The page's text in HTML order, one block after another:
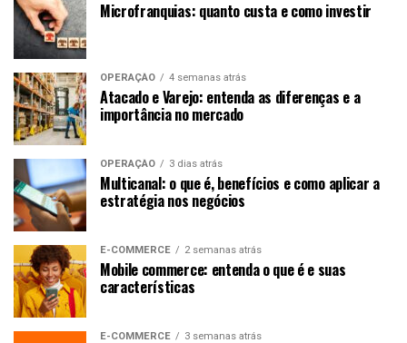
Microfranquias: quanto custa e como investir
OPERAÇÃO 4 semanas atrás
Atacado e Varejo: entenda as diferenças e a
importância no mercado
OPERAÇÃO 3 dias atrás
Multicanal: o que é, benefícios e como aplicar a
estratégia nos negócios
E-COMMERCE 2 semanas atrás
Mobile commerce: entenda o que é e suas
características
E-COMMERCE 3 semanas atrás